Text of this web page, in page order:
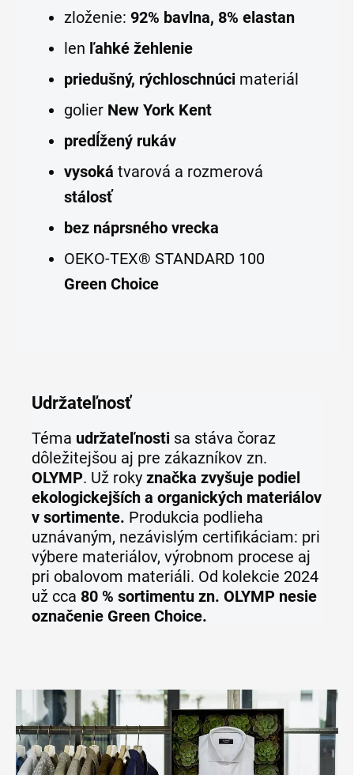
zloženie: 92% bavlna, 8% elastan
len ľahké žehlenie
priedušný, rýchloschnúci materiál
golier New York Kent
predĺžený rukáv
vysoká tvarová a rozmerová
stálosť
bez náprsného vrecka
OEKO-TEX® STANDARD 100
Green Choice
Udržateľnosť
Téma udržateľnosti sa stáva čoraz
dôležitejšou aj pre zákazníkov zn.
OLYMP. Už roky značka zvyšuje podiel
ekologickejších a organických materiálov
v sortimente. Produkcia podlieha
uznávaným, nezávislým certifikáciam: pri
výbere materiálov, výrobnom procese aj
pri obalovom materiáli. Od kolekcie 2024
už cca 80 % sortimentu zn. OLYMP nesie
označenie Green Choice.